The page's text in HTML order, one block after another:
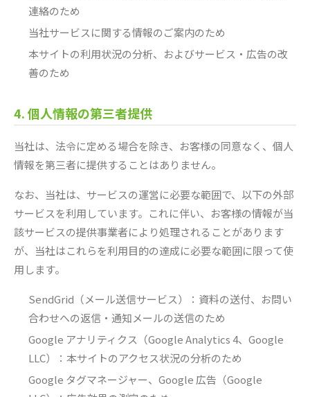
連絡のため
当社サービスに関する情報のご案内のため
本サイトの利用状況の分析、およびサービス・広告の改
善のため
4. 個人情報の第三者提供
当社は、法令に定める場合を除き、お客様の同意なく、個人
情報を第三者に提供することはありません。
なお、当社は、サービスの運営に必要な範囲で、以下の外部
サービスを利用しています。これに伴い、お客様の情報が当
該サービスの提供事業者により処理されることがあります
が、当社はこれらを利用目的の達成に必要な範囲に限って使
用します。
SendGrid（メール送信サービス）：資料の送付、お問い
合わせへの返信・通知メールの送信のため
Google アナリティクス（Google Analytics 4、Google
LLC）：本サイトのアクセス状況の分析のため
Google タグマネージャー、Google 広告（Google